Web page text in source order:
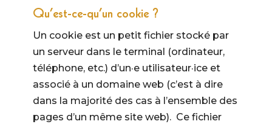
Qu’est-ce-qu’un cookie ?
Un cookie est un petit fichier stocké par
un serveur dans le terminal (ordinateur,
téléphone, etc.) d’un·e utilisateur·ice et
associé à un domaine web (c’est à dire
dans la majorité des cas à l’ensemble des
pages d’un même site web). Ce fichier